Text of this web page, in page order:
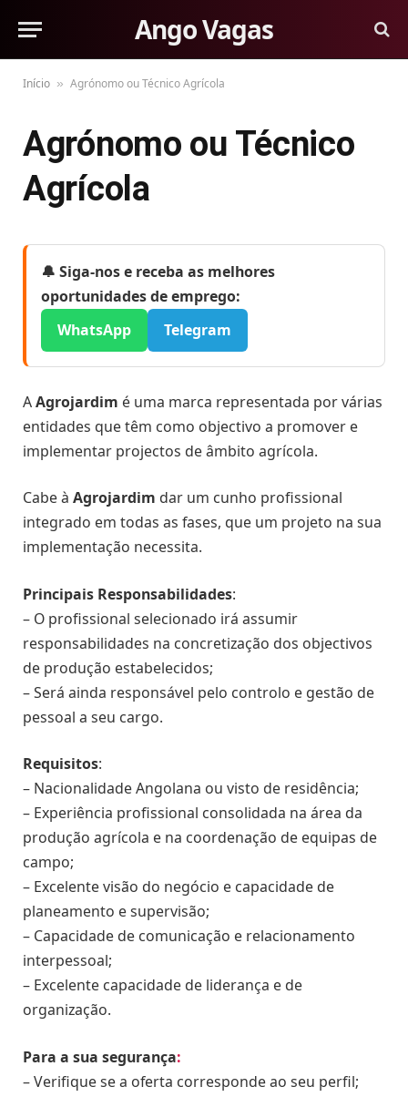
Ango Vagas
Início » Agrónomo ou Técnico Agrícola
Agrónomo ou Técnico
Agrícola
🔔 Siga-nos e receba as melhores
oportunidades de emprego:
WhatsApp
Telegram
AAgrojardim é uma marca representada por várias
entidades que têm como objectivo a promover e
implementar projectos de âmbito agrícola.
Cabe à Agrojardim dar um cunho profissional
integrado em todas as fases, que um projeto na sua
implementação necessita.
Principais Responsabilidades:
– O profissional selecionado irá assumir
responsabilidades na concretização dos objectivos
de produção estabelecidos;
– Será ainda responsável pelo controlo e gestão de
pessoal a seu cargo.
Requisitos:
– Nacionalidade Angolana ou visto de residência;
– Experiência profissional consolidada na área da
produção agrícola e na coordenação de equipas de
campo;
– Excelente visão do negócio e capacidade de
planeamento e supervisão;
– Capacidade de comunicação e relacionamento
interpessoal;
– Excelente capacidade de liderança e de
organização.
Para a sua segurança:
– Verifique se a oferta corresponde ao seu perfil;